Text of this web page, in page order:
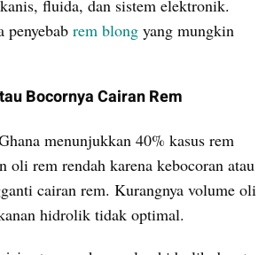
fluida, dan sistem elektronik.
penyebab rem blong yang mungkin
Bocornya Cairan Rem
menunjukkan 40% kasus rem
oli rem rendah karena kebocoran atau
cairan rem. Kurangnya volume oli
hidrolik tidak optimal.